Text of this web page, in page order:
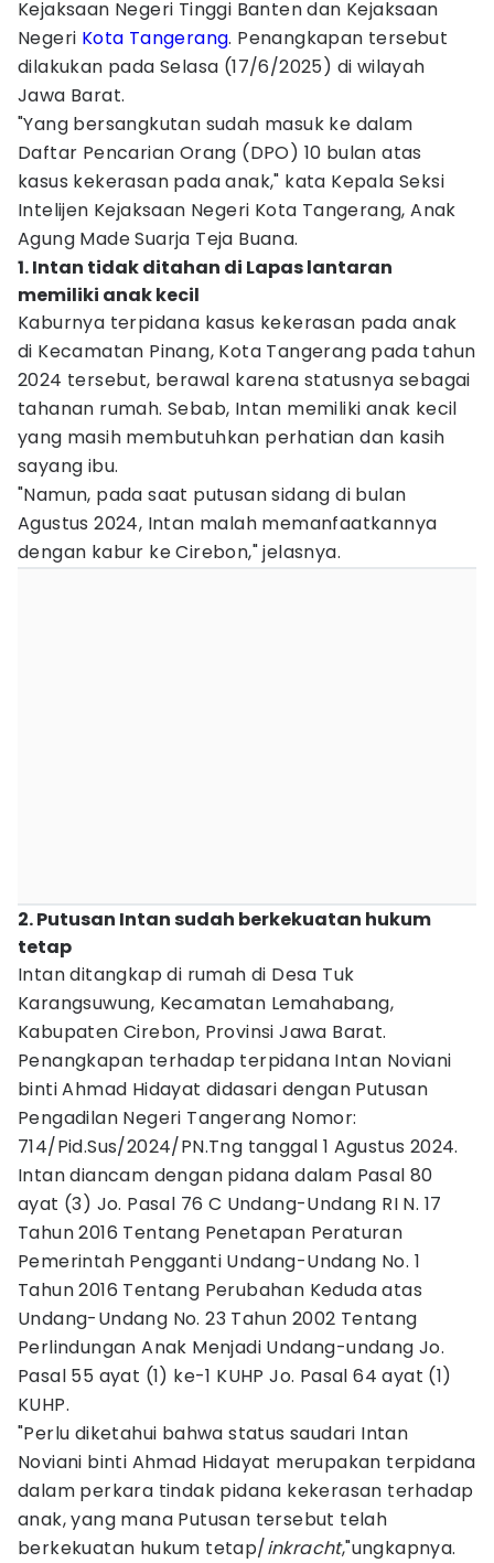
Kejaksaan Negeri Tinggi Banten dan Kejaksaan
Negeri Kota Tangerang. Penangkapan tersebut
dilakukan pada Selasa (17/6/2025) di wilayah
Jawa Barat.
"Yang bersangkutan sudah masuk ke dalam
Daftar Pencarian Orang (DPO) 10 bulan atas
kasus kekerasan pada anak," kata Kepala Seksi
Intelijen Kejaksaan Negeri Kota Tangerang, Anak
Agung Made Suarja Teja Buana.
1. Intan tidak ditahan di Lapas lantaran
memiliki anak kecil
Kaburnya terpidana kasus kekerasan pada anak
di Kecamatan Pinang, Kota Tangerang pada tahun
2024 tersebut, berawal karena statusnya sebagai
tahanan rumah. Sebab, Intan memiliki anak kecil
yang masih membutuhkan perhatian dan kasih
sayang ibu.
"Namun, pada saat putusan sidang di bulan
Agustus 2024, Intan malah memanfaatkannya
dengan kabur ke Cirebon," jelasnya.
2. Putusan Intan sudah berkekuatan hukum
tetap
Intan ditangkap di rumah di Desa Tuk
Karangsuwung, Kecamatan Lemahabang,
Kabupaten Cirebon, Provinsi Jawa Barat.
Penangkapan terhadap terpidana Intan Noviani
binti Ahmad Hidayat didasari dengan Putusan
Pengadilan Negeri Tangerang Nomor:
714/Pid.Sus/2024/PN.Tng tanggal 1 Agustus 2024.
Intan diancam dengan pidana dalam Pasal 80
ayat (3) Jo. Pasal 76 C Undang-Undang RI N. 17
Tahun 2016 Tentang Penetapan Peraturan
Pemerintah Pengganti Undang-Undang No. 1
Tahun 2016 Tentang Perubahan Keduda atas
Undang-Undang No. 23 Tahun 2002 Tentang
Perlindungan Anak Menjadi Undang-undang Jo.
Pasal 55 ayat (1) ke-1 KUHP Jo. Pasal 64 ayat (1)
KUHP.
"Perlu diketahui bahwa status saudari Intan
Noviani binti Ahmad Hidayat merupakan terpidana
dalam perkara tindak pidana kekerasan terhadap
anak, yang mana Putusan tersebut telah
berkekuatan hukum tetap/inkracht,"ungkapnya.